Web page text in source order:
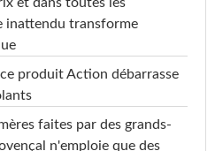
inattendu transforme
produit Action débarrasse
faites par des grands-
n'emploie que des